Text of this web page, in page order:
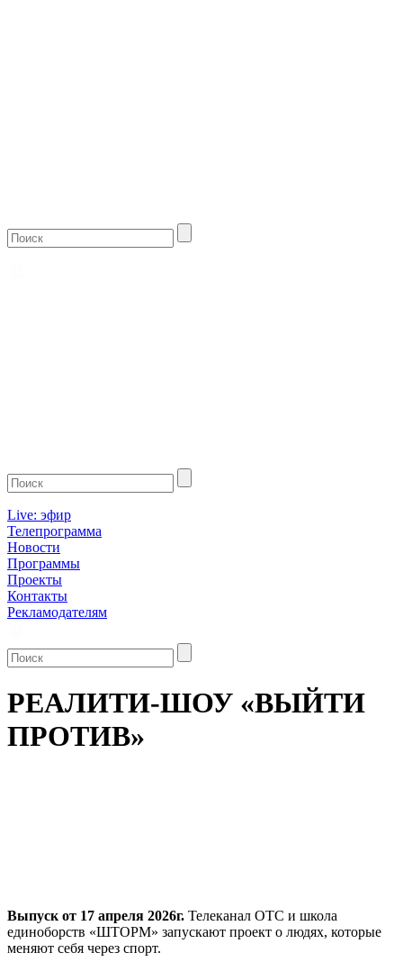
Live: эфир
Телепрограмма
Новости
Программы
Проекты
Контакты
Рекламодателям
РЕАЛИТИ-ШОУ «ВЫЙТИ
ПРОТИВ»
Выпуск от 17 апреля 2026г. Телеканал ОТС и школа
единоборств «ШТОРМ» запускают проект о людях, которые
меняют себя через спорт.